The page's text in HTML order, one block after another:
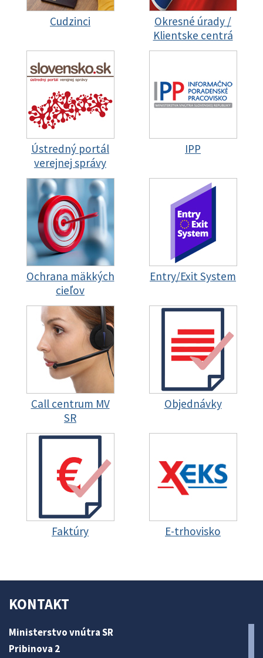
Cudzinci
Okresné úrady /
Klientske centrá
Ústredný portál
verejnej správy
IPP
Ochrana mäkkých
cieľov
Entry/Exit System
Call centrum MV
SR
Objednávky
Faktúry E-trhovisko
KONTAKT
Ministerstvo vnútra SR
Pribinova 2